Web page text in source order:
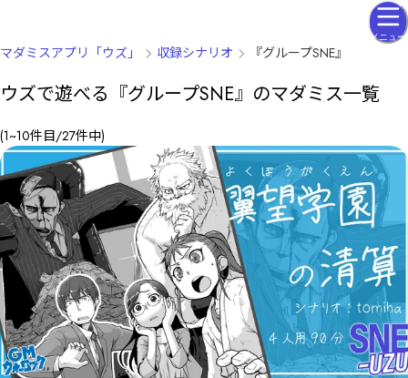
メニュー
マダミスアプリ「ウズ」 収録シナリオ 『グループSNE』
ウズで遊べる『グループSNE』のマダミス一覧
(1~10件目/27件中)